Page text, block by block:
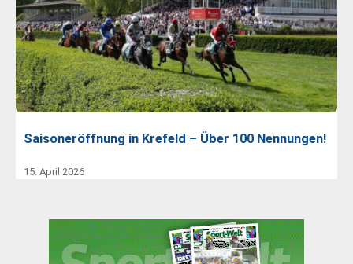
Saisoneröffnung in Krefeld – Über 100 Nennungen!
15. April 2026